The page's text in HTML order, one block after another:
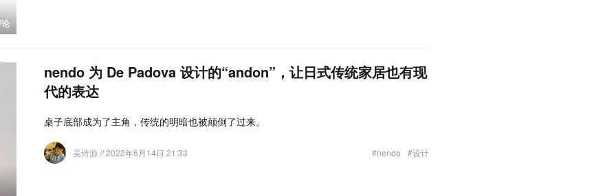
nendo 为 De Padova 设计的“andon”，让日式传统家居也有现
代的表达
桌子底部成为了主角，传统的明暗也被颠倒了过来。
吴诗源 // 2022年6月14日 21:33 #nendo #设计